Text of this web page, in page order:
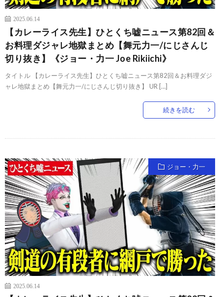
2025.06.14
【カレーライス先生】ひとくち嘘ニュース第82回＆
お料理ダジャレ地獄まとめ【舞元力一/にじさんじ
切り抜き】《ジョー・力一 Joe Rikiichi》
タイトル 【カレーライス先生】ひとくち嘘ニュース第82回＆お料理ダジ
ャレ地獄まとめ【舞元力一/にじさんじ切り抜き】 UR […]
続きを読む
ジョー・力一
2025.06.14